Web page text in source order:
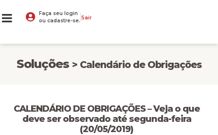
Faça seu login
ou cadastre-se. Sair
Soluções > Calendário de Obrigações
CALENDÁRIO DE OBRIGAÇÕES – Veja o que
deve ser observado até segunda-feira
(20/05/2019)